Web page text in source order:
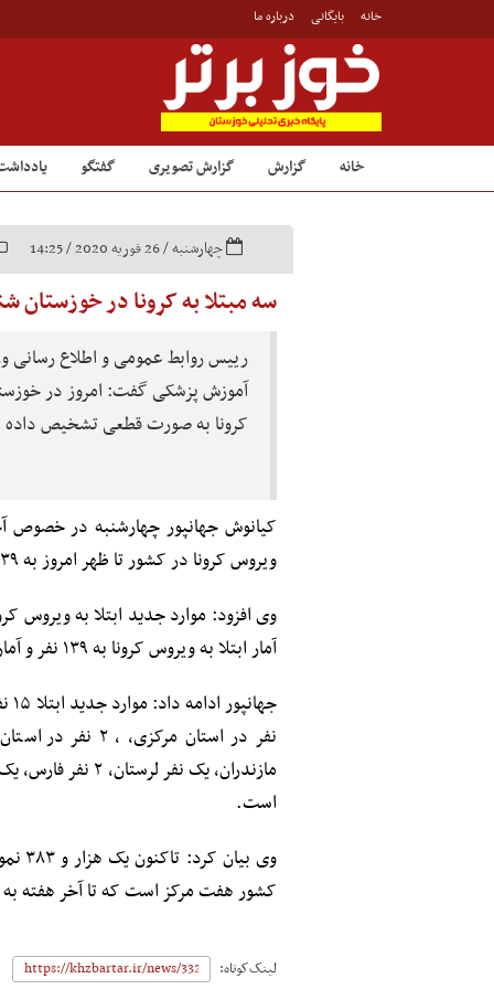
خانه بایگانی درباره ما
خانه گزارش گزارش تصویری گفتگو
چهارشنبه / 26 فوریه 2020 / 14:25
سه مبتلا به کرونا در خوزستان
رییس روابط عمومی و اطلاع رسانی
آموزش پزشکی گفت: امروز در
کرونا به صورت قطعی تشخیص
کیانوش جهانپور چهارشنبه در خصوص
ویروس کرونا در کشور تا ظهر امروز به ۱۳۹ نفر و موارد فوت ناشی از آن به ۱۹ نفر رسیده است.
آمار ابتلا به ویروس کرونا به ‍۱۳۹ نفر و آمار کل فوتیها به ۱۹ نفر رسیده است.
نفر در استان
است.
وی
کشور هفت مرکز است که تا آخر هفته به ۱۵ آزمایشگاه و تا اوایل هفته آینده به ۲۲ مرکز افزایش می یابد.
لینک‌کوتاه: